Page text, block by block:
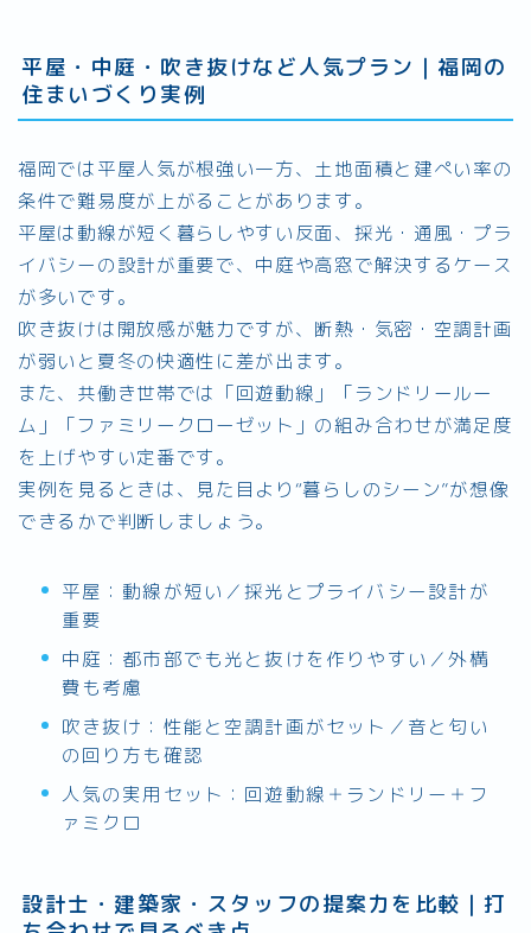
平屋・中庭・吹き抜けなど人気プラン｜福岡の
住まいづくり実例
福岡では平屋人気が根強い一方、土地面積と建ぺい率の
条件で難易度が上がることがあります。
平屋は動線が短く暮らしやすい反面、採光・通風・プラ
イバシーの設計が重要で、中庭や高窓で解決するケース
が多いです。
吹き抜けは開放感が魅力ですが、断熱・気密・空調計画
が弱いと夏冬の快適性に差が出ます。
また、共働き世帯では「回遊動線」「ランドリールー
ム」「ファミリークローゼット」の組み合わせが満足度
を上げやすい定番です。
実例を見るときは、見た目より“暮らしのシーン”が想像
できるかで判断しましょう。
平屋：動線が短い／採光とプライバシー設計が
重要
中庭：都市部でも光と抜けを作りやすい／外構
費も考慮
吹き抜け：性能と空調計画がセット／音と匂い
の回り方も確認
人気の実用セット：回遊動線＋ランドリー＋フ
ァミクロ
設計士・建築家・スタッフの提案力を比較｜打